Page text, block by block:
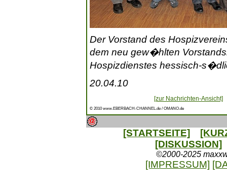
Der Vorstand des
dem neu gew�hlten
Hospizdienstes hessisch-
20.04.10
[zur Nachrichten-Ansicht]
© 2010 www.EBERBACH-CHANNEL.de / OMANO.de
[STARTSEITE]
[DISKUSSION]
©2000-2025
[IMPRESSUM]